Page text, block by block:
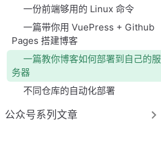
一份前端够用的 Linux 命令
一篇带你用 VuePress + Github
Pages 搭建博客
一篇教你博客如何部署到自己的服
务器
不同仓库的自动化部署
公众号系列文章